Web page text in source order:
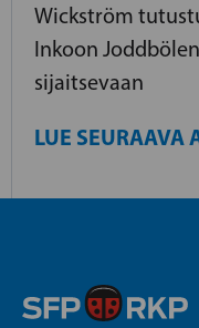
Wickström
Inkoon
sijaitsevaan
LUE SEURAAVA